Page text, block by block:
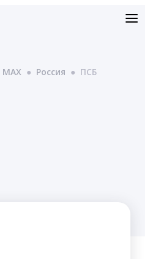
MAX ● Россия ● ПСБ